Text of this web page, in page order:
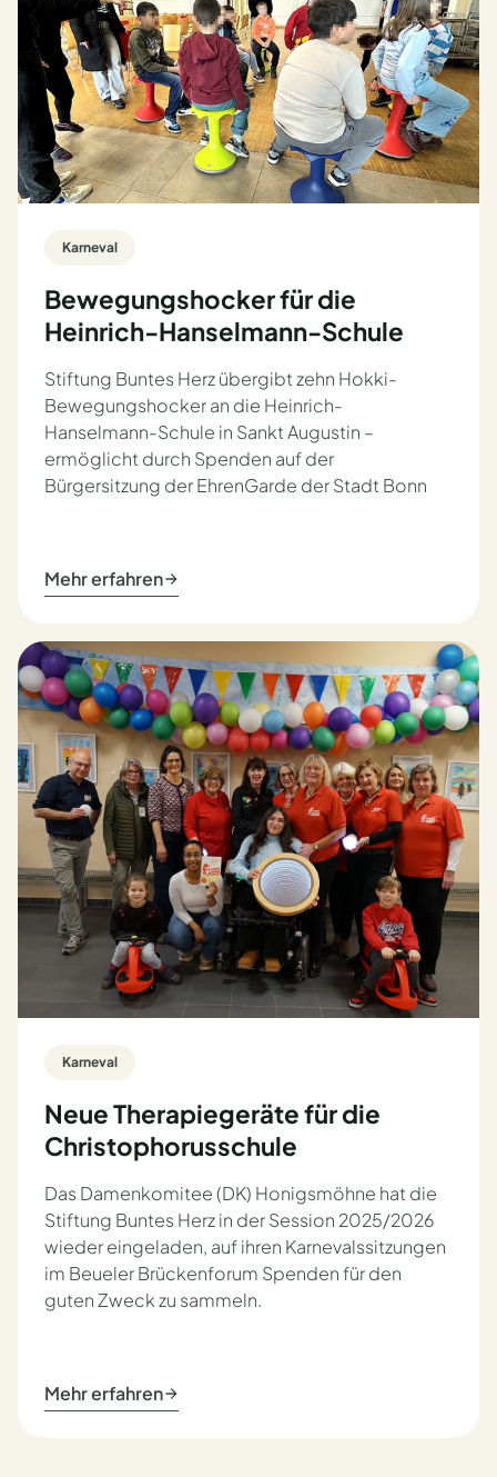
Karneval
Bewegungshocker für die
Heinrich-Hanselmann-Schule
Stiftung Buntes Herz übergibt zehn Hokki-
Bewegungshocker an die Heinrich-
Hanselmann-Schule in Sankt Augustin –
ermöglicht durch Spenden auf der
Bürgersitzung der EhrenGarde der Stadt Bonn
Mehr erfahren
Karneval
Neue Therapiegeräte für die
Christophorusschule
Das Damenkomitee (DK) Honigsmöhne hat die
Stiftung Buntes Herz in der Session 2025/2026
wieder eingeladen, auf ihren Karnevalssitzungen
im Beueler Brückenforum Spenden für den
guten Zweck zu sammeln.
Mehr erfahren